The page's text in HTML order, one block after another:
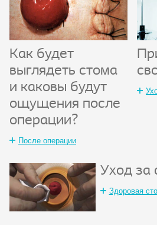
Как будет
выглядеть стома
и каковы будут
ощущения после
операции?
После операции
Уход за
Здоровая